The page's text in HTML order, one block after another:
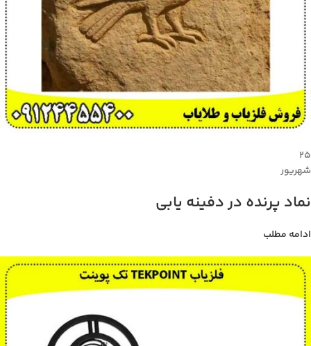
۲۵
شهریور
نماد پرنده در دفینه یابی
ادامه مطلب